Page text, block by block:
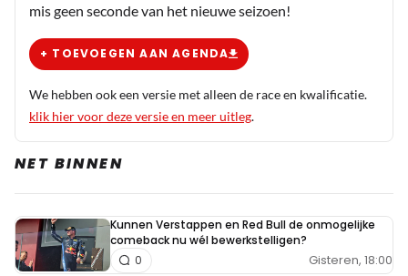
mis geen seconde van het nieuwe seizoen!
+ TOEVOEGEN AAN AGENDA
We hebben ook een versie met alleen de race en kwalificatie.
klik hier voor deze versie en meer uitleg.
NET BINNEN
Kunnen Verstappen en Red Bull de onmogelijke
comeback nu wél bewerkstelligen?
Gisteren, 18:00
0